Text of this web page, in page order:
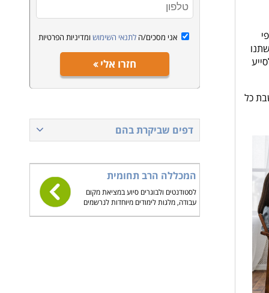
כל
אני מסכים/הלתנאי השימוש ומדיניות הפרטיות
חזרו אלי
דפים שביקרת בהם
המכללה הרב תחומית
לסטודנטים ולבוגרים סיוע במציאת מקום
עבודה, מלגות לימודים מיוחדות לנרשמים